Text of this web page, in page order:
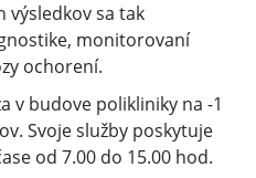
výsledkov sa tak
monitorovaní
ochorení.
v budove polikliniky na -1
Svoje služby poskytuje
od 7.00 do 15.00 hod.